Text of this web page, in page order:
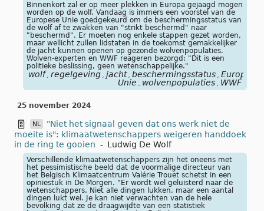
Binnenkort zal er op meer plekken in Europa gejaagd mogen
worden op de wolf. Vandaag is immers een voorstel van de
Europese Unie goedgekeurd om de beschermingsstatus van
de wolf af te zwakken van "strikt beschermd" naar
"beschermd". Er moeten nog enkele stappen gezet worden,
maar wellicht zullen lidstaten in de toekomst gemakkelijker
de jacht kunnen openen op gezonde wolvenpopulaties.
Wolven-experten en WWF reageren bezorgd: "Dit is een
politieke beslissing, geen wetenschappelijke."
wolf , regelgeving , jacht , beschermingsstatus , Europese
Unie , wolvenpopulaties , WWF
25 november 2024
NL
"Niet het signaal geven dat ons werk niet de
moeite is": klimaatwetenschappers weigeren handdoek
in de ring te gooien - Ludwig De Wolf
Verschillende klimaatwetenschappers zijn het oneens met
het pessimistische beeld dat de voormalige directeur van
het Belgisch Klimaatcentrum Valérie Trouet schetst in een
opiniestuk in De Morgen. "Er wordt wel geluisterd naar de
wetenschappers. Niet alle dingen lukken, maar een aantal
dingen lukt wel. Je kan niet verwachten van de hele
bevolking dat ze de draagwijdte van een statistiek